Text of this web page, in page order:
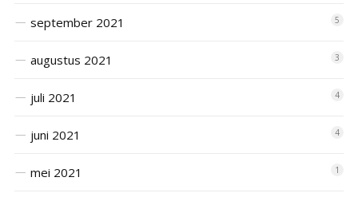
september 2021 5
augustus 2021 3
juli 2021 4
juni 2021 4
mei 2021 1